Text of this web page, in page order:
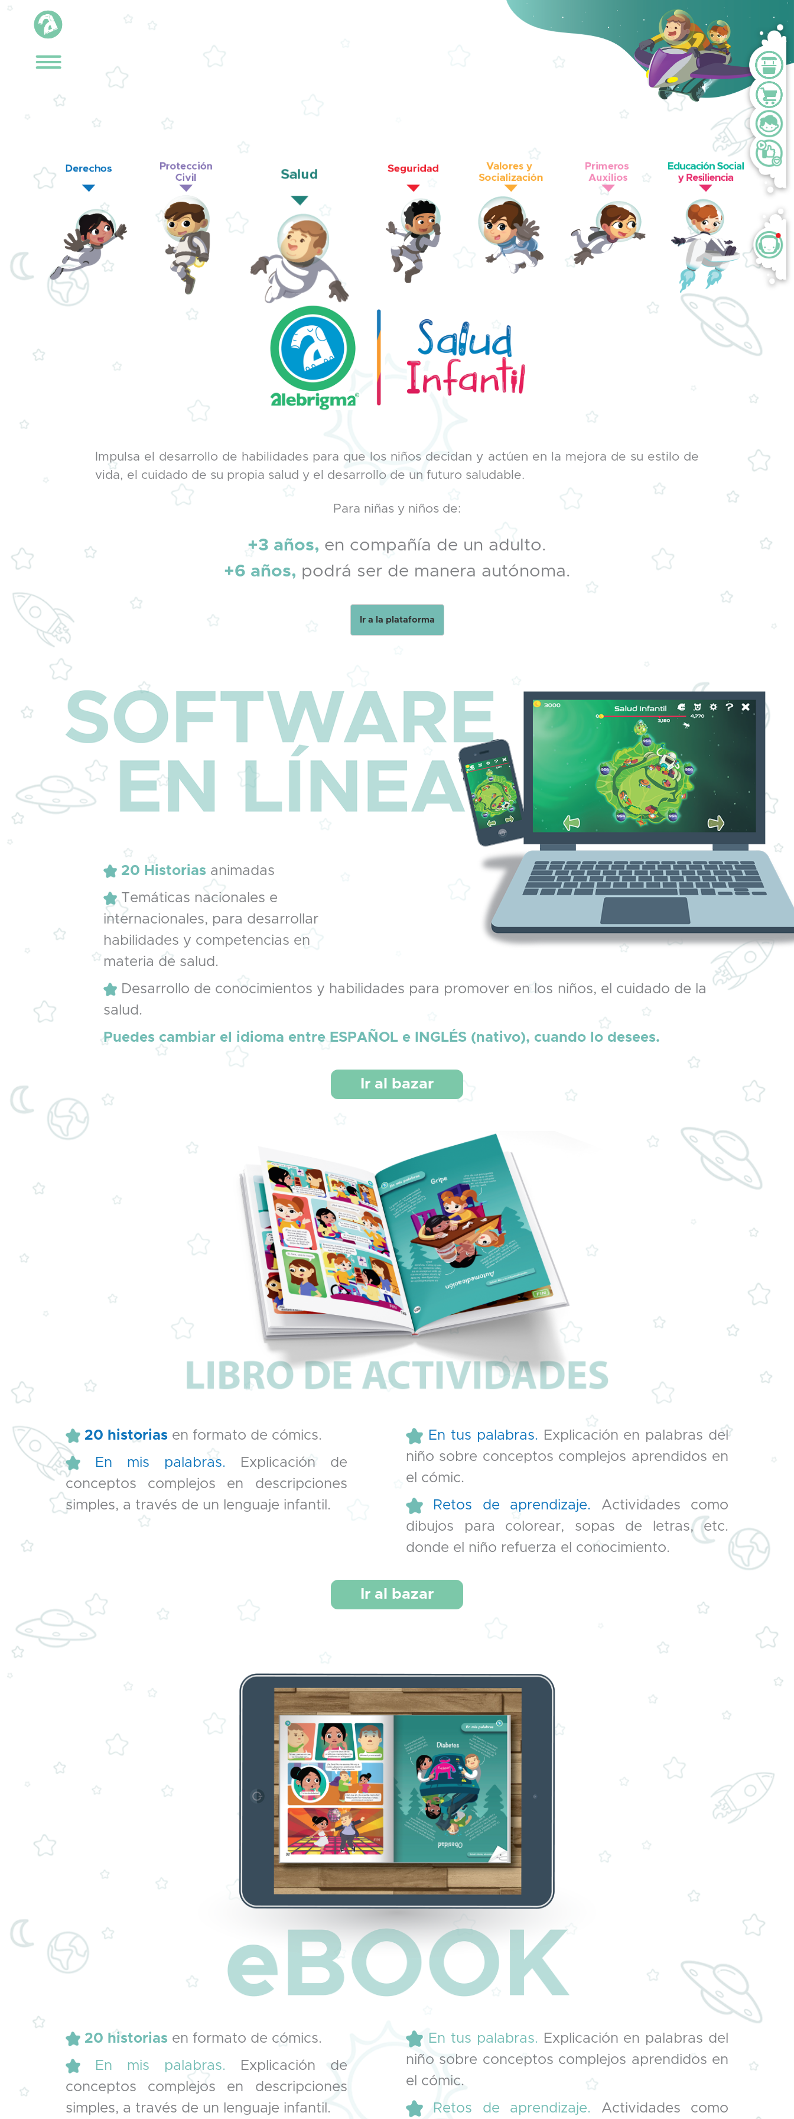
Impulsa el desarrollo de habilidades para que los niños decidan y actúen en la mejora de su estilo de
vida, el cuidado de su propia salud y el desarrollo de un futuro saludable.
Para niñas y niños de:
+3 años, en compañía de un adulto.
+6 años, podrá ser de manera autónoma.
Ir a la plataforma
20 Historias animadas
Temáticas nacionales e
internacionales, para desarrollar
habilidades y competencias en
materia de salud.
Desarrollo de conocimientos y habilidades para promover en los niños, el cuidado de la
salud.
Puedes cambiar el idioma entre ESPAÑOL e INGLÉS (nativo), cuando lo desees.
Ir al bazar
20 historias en formato de cómics.
En mis palabras.
Explicación de
conceptos complejos en descripciones
simples, a través de un lenguaje infantil.
En tus palabras. Explicación en palabras del
niño sobre conceptos complejos aprendidos en
el cómic.
Retos de aprendizaje. Actividades como
dibujos para colorear, sopas de letras, etc.
donde el niño refuerza el conocimiento.
Ir al bazar
20 historias en formato de cómics.
En mis palabras.
Explicación de
conceptos complejos en descripciones
simples, a través de un lenguaje infantil.
En tus palabras. Explicación en palabras del
niño sobre conceptos complejos aprendidos en
el cómic.
Retos de aprendizaje. Actividades como